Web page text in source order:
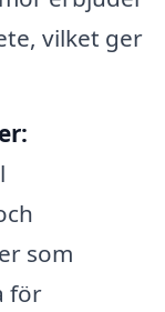
vilket ger
som
för